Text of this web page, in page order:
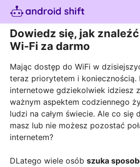
Skip
content
Dowiedz się, jak
Wi-Fi za darmo
Mając dostęp do WiFi w
teraz priorytetem i koniecznością.
internetowe gdziekolwiek idziesz
ważnym aspektem codziennego
ludzi na całym świecie. Ale co się
masz lub nie możesz pozostać
internetem?
DLatego wiele osób szuka